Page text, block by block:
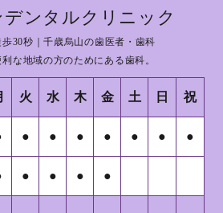
ンタルクリニック
30秒｜千歳烏山の歯医者・歯科
な地域の方のためにある歯科。
火 水 木 金 土 日 祝
● ● ● ● ● ● ●
● ● ● ●